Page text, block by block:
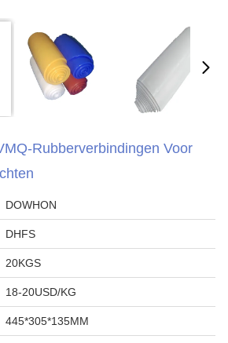
Rubberverbindingen Voor
DOWHON
DHFS
20KGS
18-20USD/KG
445*305*135MM